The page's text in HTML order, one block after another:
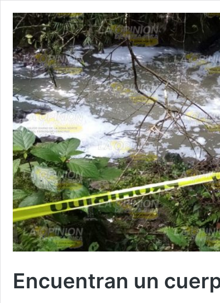
Encuentran un